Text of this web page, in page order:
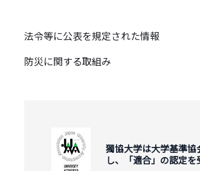
法令等に公表を規定された情報
防災に関する取組み
獨協大学は大学基準
し、「適合」の認定を